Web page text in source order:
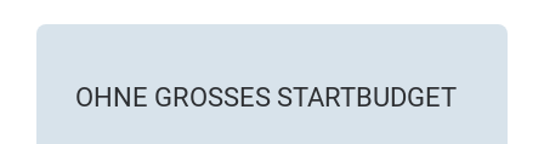
OHNE GROSSES STARTBUDGET